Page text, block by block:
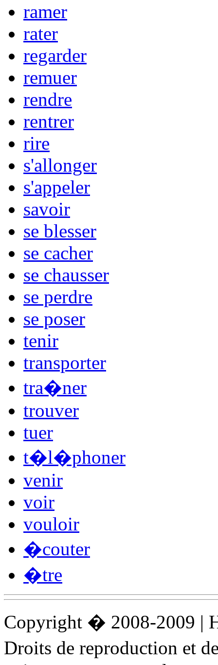
ramer
rater
regarder
remuer
rendre
rentrer
rire
s'allonger
s'appeler
savoir
se blesser
se cacher
se chausser
se perdre
se poser
tenir
transporter
tra�ner
trouver
tuer
t�l�phoner
venir
voir
vouloir
�couter
�tre
Copyright � 2008-2009 |
Droits de reproduction et